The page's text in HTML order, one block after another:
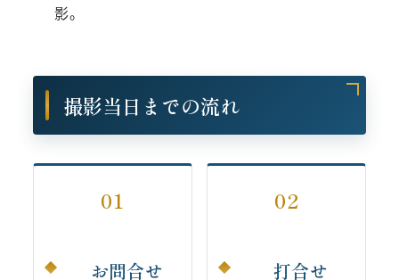
影。
撮影当日までの流れ
01
お問合せ
02
打合せ